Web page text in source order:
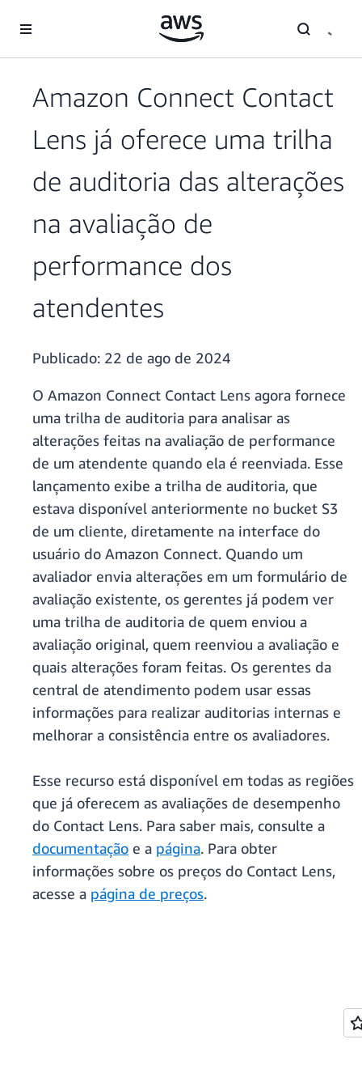
Pular para o conteúdo principal
Amazon Connect Contact
Lens já oferece uma trilha
de auditoria das alterações
na avaliação de
performance dos
atendentes
Publicado: 22 de ago de 2024
O Amazon Connect Contact Lens agora fornece
uma trilha de auditoria para analisar as
alterações feitas na avaliação de performance
de um atendente quando ela é reenviada. Esse
lançamento exibe a trilha de auditoria, que
estava disponível anteriormente no bucket S3
de um cliente, diretamente na interface do
usuário do Amazon Connect. Quando um
avaliador envia alterações em um formulário de
avaliação existente, os gerentes já podem ver
uma trilha de auditoria de quem enviou a
avaliação original, quem reenviou a avaliação e
quais alterações foram feitas. Os gerentes da
central de atendimento podem usar essas
informações para realizar auditorias internas e
melhorar a consistência entre os avaliadores.
Esse recurso está disponível em todas as regiões
que já oferecem as avaliações de desempenho
do Contact Lens. Para saber mais, consulte a
documentação e a página. Para obter
informações sobre os preços do Contact Lens,
acesse a página de preços.